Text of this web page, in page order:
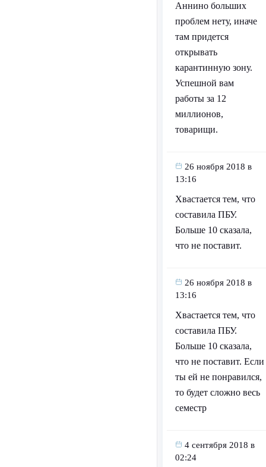
Аннино больших
проблем нету, иначе
там придется
открывать
карантинную зону.
Успешной вам
работы за 12
миллионов,
товарищи.
26 ноября 2018 в
13:16
Хвастается тем, что
составила ПБУ.
Больше 10 сказала,
что не поставит.
26 ноября 2018 в
13:16
Хвастается тем, что
составила ПБУ.
Больше 10 сказала,
что не поставит. Если
ты ей не понравился,
то будет сложно весь
семестр
4 сентября 2018 в
02:24